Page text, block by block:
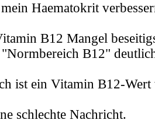
Haematokrit
B12 Mangel
B12"
ist ein Vitamin B12-Wert
schlechte Nachricht.